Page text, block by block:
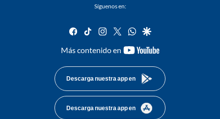
Síguenos en:
facebook
tiktok instagram
twitterwhatsapp
google
Más contenido en
youtube-
Descarga nuestra app en
Descarga nuestra app en